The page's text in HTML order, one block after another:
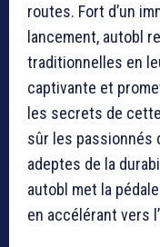
routes. Fort d’un
lancement, autobl
traditionnelles en
captivante et
les secrets de
sûr les passionnés
adeptes de la
autobl met la
en accélérant vers